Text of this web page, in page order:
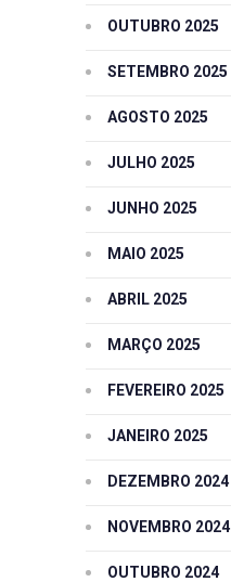
OUTUBRO 2025
SETEMBRO 2025
AGOSTO 2025
JULHO 2025
JUNHO 2025
MAIO 2025
ABRIL 2025
MARÇO 2025
FEVEREIRO 2025
JANEIRO 2025
DEZEMBRO 2024
NOVEMBRO 2024
OUTUBRO 2024